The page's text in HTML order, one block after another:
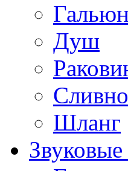
Гальюн
Душ
Шланг